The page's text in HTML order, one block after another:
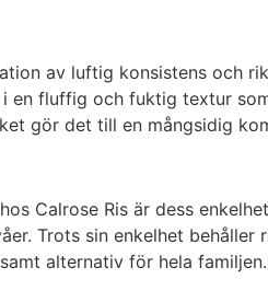
av luftig konsistens och
en fluffig och fuktig textur
gör det till en mångsidig
Calrose Ris är dess
Trots sin enkelhet behåller
alternativ för hela familjen.